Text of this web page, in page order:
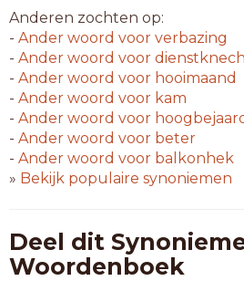
Anderen zochten op:
- Ander woord voor verbazing
- Ander woord voor
- Ander woord voor hooimaand
- Ander woord voor kam
- Ander woord voor
- Ander woord voor beter
- Ander woord voor balkonhek
» Bekijk populaire synoniemen
Deel dit
Woordenboek